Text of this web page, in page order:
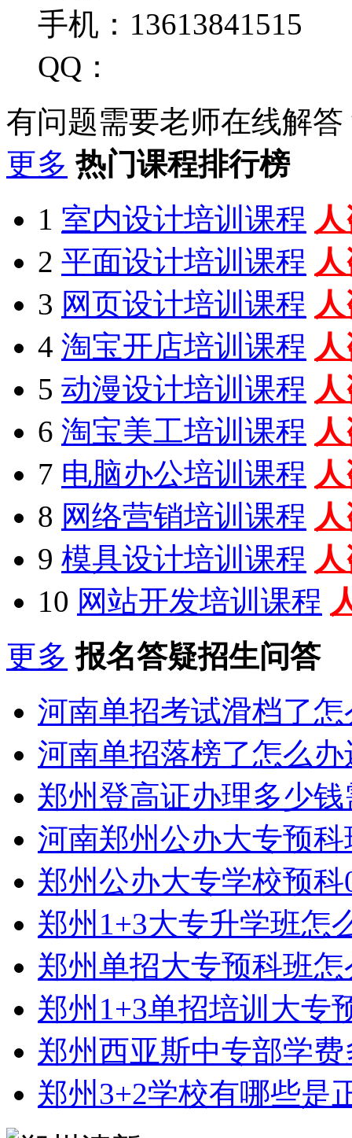
手机：13613841515
QQ：
有问题需要老师在线解答
更多 热门课程排行榜
1 室内设计培训课程
2 平面设计培训课程
3 网页设计培训课程
4 淘宝开店培训课程
5 动漫设计培训课程
6 淘宝美工培训课程
7 电脑办公培训课程
8 网络营销培训课程
9 模具设计培训课程
10 网站开发培训课程
更多 报名答疑招生问答
河南单招考试滑档了
河南单招落榜了怎么
郑州登高证办理多少
河南郑州公办大专预
郑州公办大专学校预
郑州1+3大专升学班怎
郑州单招大专预科班
郑州1+3单招培训大专
郑州西亚斯中专部学
郑州3+2学校有哪些是